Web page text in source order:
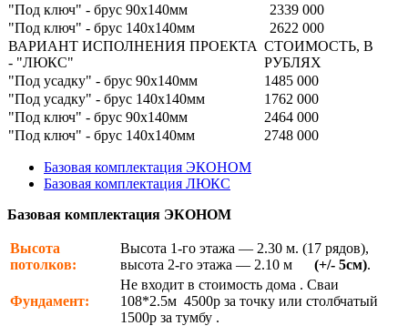
"Под ключ" - брус 90х140мм
2339 000
"Под ключ" - брус 140х140мм
2622 000
ВАРИАНТ ИСПОЛНЕНИЯ ПРОЕКТА
- "ЛЮКС"
СТОИМОСТЬ, В
РУБЛЯХ
"Под усадку" - брус 90х140мм
1485 000
"Под усадку" - брус 140х140мм
1762 000
"Под ключ" - брус 90х140мм
2464 000
"Под ключ" - брус 140х140мм
2748 000
Базовая комплектация ЭКОНОМ
Базовая комплектация ЛЮКС
Базовая комплектация ЭКОНОМ
Высота
потолков:
Высота 1-го этажа — 2.30 м. (17 рядов),
высота 2-го этажа — 2.10 м (+/- 5см).
Фундамент:
Не входит в стоимость дома . Сваи
108*2.5м 4500р за точку или столбчатый
1500р за тумбу .